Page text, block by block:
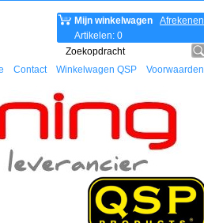
Afrekenen
Mijn winkelwagen
Artikelen: 0
Contact Winkelwagen QSP Voorwaarden